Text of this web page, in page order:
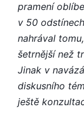
pramení
v 50
nahrával
šetrnější než
Jinak v
diskusního
ještě